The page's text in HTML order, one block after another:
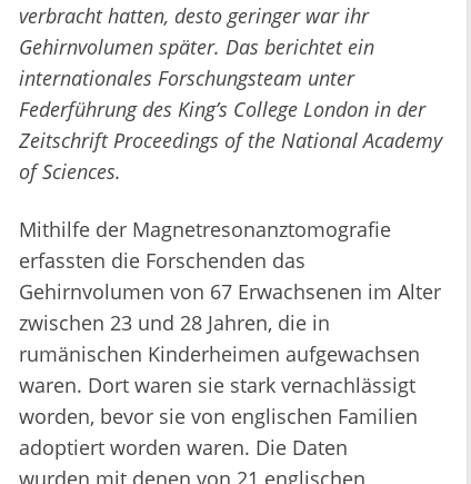
verbracht hatten, desto geringer war ihr
Gehirnvolumen später. Das berichtet ein
internationales Forschungsteam unter
Federführung des King’s College London in der
Zeitschrift Proceedings of the National Academy
of Sciences.
Mithilfe der Magnetresonanztomografie
erfassten die Forschenden das
Gehirnvolumen von 67 Erwachsenen im Alter
zwischen 23 und 28 Jahren, die in
rumänischen Kinderheimen aufgewachsen
waren. Dort waren sie stark vernachlässigt
worden, bevor sie von englischen Familien
adoptiert worden waren. Die Daten